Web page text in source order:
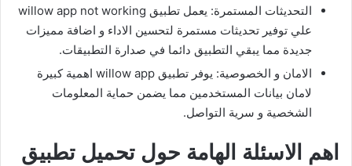
التحديثات المستمرة: يعمل تطبيق willow app not working
علي توفير تحديثات مستمرة لتحسين الاداء و اضافة مميزات
جديدة مما يبقي التطبيق دائما في صدارة التطبيقات.
الامان و الخصوصية: يوفر تطبيق willow app اهمية كبيرة
لامان بيانات المستخدمين مما يضمن حماية المعلومات
الشخصية و سرية التواصل.
اهم الاسئلة الهامة حول تحميل تطبيق